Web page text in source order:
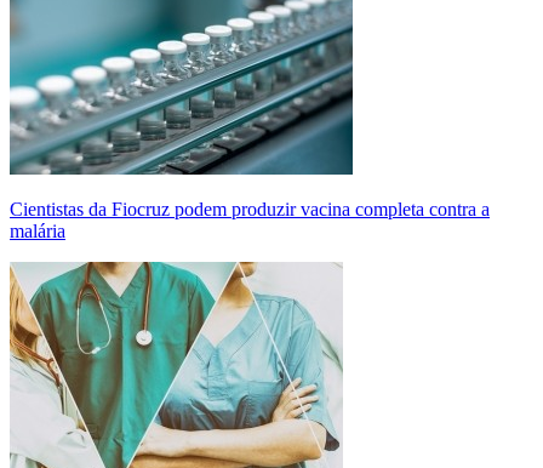
Cientistas da Fiocruz podem produzir vacina completa contra a
malária